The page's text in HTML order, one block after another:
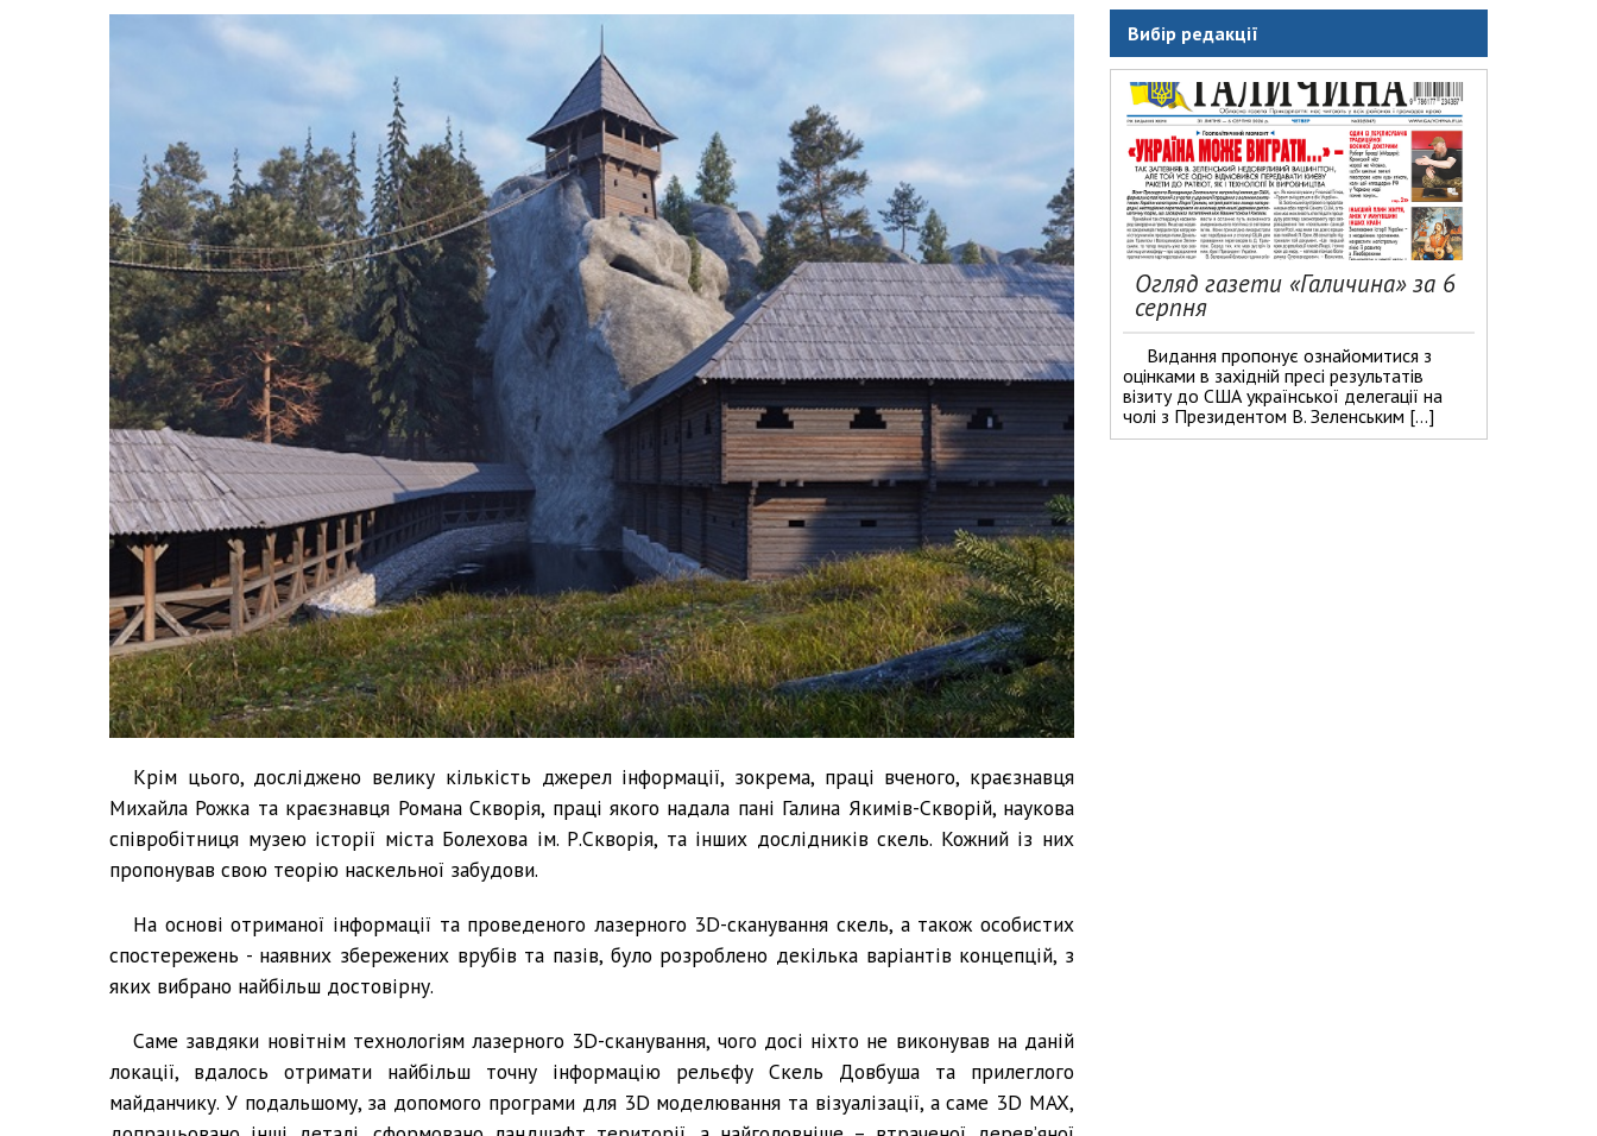
Крім цього, досліджено велику кількість джерел інформації, зокрема, праці вченого, краєзнавця
Михайла Рожка та краєзнавця Романа Скворія, праці якого надала пані Галина Якимів-Скворій, наукова
співробітниця музею історії міста Болехова ім. Р.Скворія, та інших дослідників скель. Кожний із них
пропонував свою теорію наскельної забудови.
На основі отриманої інформації та проведеного лазерного 3D-сканування скель, а також особистих
спостережень - наявних збережених врубів та пазів, було розроблено декілька варіантів концепцій, з
яких вибрано найбільш достовірну.
Саме завдяки новітнім технологіям лазерного 3D-сканування, чого досі ніхто не виконував на даній
локації, вдалось отримати найбільш точну інформацію рельєфу Cкель Довбуша та прилеглого
майданчику. У подальшому, за допомого програми для 3D моделювання та візуалізації, а саме 3D MAX,
Вибір редакції
Огляд газети «Галичина» за 6
серпня
Видання пропонує ознайомитися з
оцінками в західній пресі результатів
візиту до США української делегації на
чолі з Президентом В. Зеленським […]